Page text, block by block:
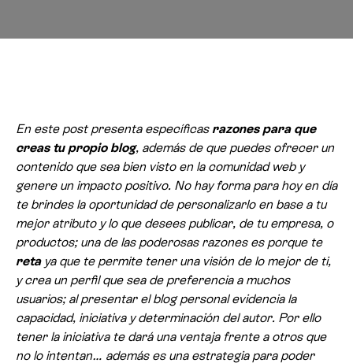
En este post presenta específicasrazones para que
creas tu propio blog, además de que puedes ofrecer un
contenido que sea bien visto en la comunidad web y
genere un impacto positivo. No hay forma para hoy en día
te brindes la oportunidad de personalizarlo en base a tu
mejor atributo y lo que desees publicar, de tu empresa, o
productos; una de las poderosas razones es porque te
retaya que te permite tener una visión de lo mejor de ti,
y crea un perfil que sea de preferencia a muchos
usuarios; al presentar el blog personal evidencia la
capacidad, iniciativa y determinación del autor. Por ello
tener la iniciativa te dará una ventaja frente a otros que
no lo intentan… además es una estrategia para poder